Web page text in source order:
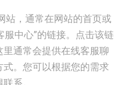
站，通常在网站的首页或
服中心”的链接。点击该链
通常会提供在线客服聊
。您可以根据您的需求